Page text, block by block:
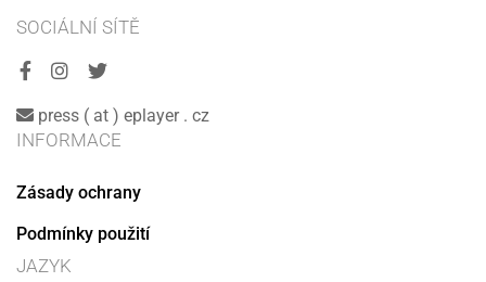
SOCIÁLNÍ SÍTĚ
press ( at ) eplayer . cz
INFORMACE
Zásady ochrany
Podmínky použití
JAZYK